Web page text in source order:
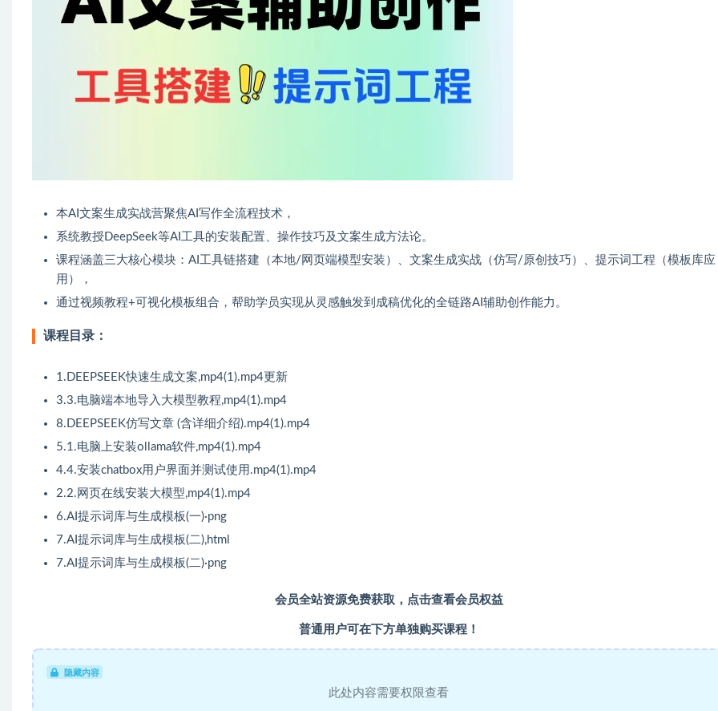
本AI文案生成实战营聚焦AI写作全流程技术，
系统教授DeepSeek等AI工具的安装配置、操作技巧及文案生成方法论。
课程涵盖三大核心模块：AI工具链搭建（本地/网页端模型安装）、文案生成实战（仿写/原创技巧）、提示词工程（模板库应
用），
通过视频教程+可视化模板组合，帮助学员实现从灵感触发到成稿优化的全链路AI辅助创作能力。
课程目录：
1.DEEPSEEK快速生成文案,mp4(1).mp4更新
3.3.电脑端本地导入大模型教程,mp4(1).mp4
8.DEEPSEEK仿写文章 (含详细介绍).mp4(1).mp4
5.1.电脑上安装ollama软件,mp4(1).mp4
4.4.安装chatbox用户界面并测试使用.mp4(1).mp4
2.2.网页在线安装大模型,mp4(1).mp4
6.AI提示词库与生成模板(一)·png
7.AI提示词库与生成模板(二),html
7.AI提示词库与生成模板(二)·png
会员全站资源免费获取，点击查看会员权益
普通用户可在下方单独购买课程！
隐藏内容
此处内容需要权限查看